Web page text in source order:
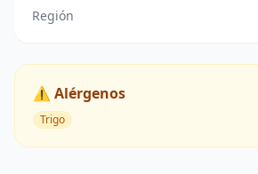
Región
⚠️ Alérgenos
Trigo